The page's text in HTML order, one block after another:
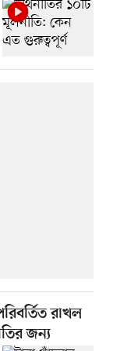
রাখল
জন্য